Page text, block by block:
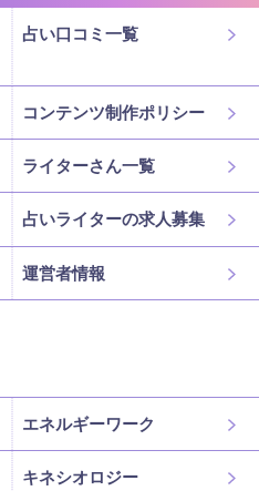
占い口コミ一覧
コンテンツ制作ポリシー
ライターさん一覧
占いライターの求人募集
運営者情報
エネルギーワーク
キネシオロジー